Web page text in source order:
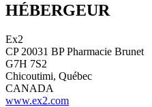
HÉBERGEUR
Ex2
CP 20031 BP Pharmacie Brunet
G7H 7S2
Chicoutimi, Québec
CANADA
www.ex2.com